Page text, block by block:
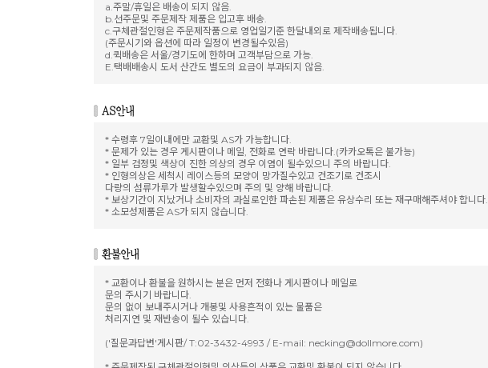
a.주말/휴일은 배송이 되지 않음.
b.선주문및 주문제작 제품은 입고후 배송.
c.구체관절인형은 주문제작품으로 영업일기준 한달내외로 제작배송됩니다.
(주문시기와 옵션에 따라 일정이 변경될수있음)
d.퀵배송은 서울/경기도에 한하며 고객부담으로 가능.
E.택배배송시 도서 산간도 별도의 요금이 부과되지 않음.
* 수령후 7일이내에만 교환및 AS가 가능합니다.
* 문제가 있는 경우 게시판이나 메일, 전화로 연락 바랍니다.(카카오톡은 불가능)
* 일부 검정및 색상이 진한 의상의 경우 이염이 될수있으니 주의 바랍니다.
* 인형의상은 세척시 레이스등의 모양이 망가질수있고 건조기로 건조시
다량의 섬류가루가 발생할수있으며 주의 및 양해 바랍니다.
* 보상기간이 지났거나 소비자의 과실로인한 파손된 제품은 유상수리 또는 재구매해주셔야 합니다.
* 소모성제품은 AS가 되지 않습니다.
* 교환이나 환불을 원하시는 분은 먼저 전화나 게시판이나 메일로
문의 주시기 바랍니다.
문의 없이 보내주시거나 개봉및 사용흔적이 있는 물품은
처리지연 및 재반송이 될수 있습니다.
('질문과답변'게시판/ T:02-3432-4993 / E-mail: necking@dollmore.com)